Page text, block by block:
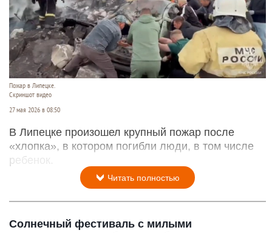
Пожар в Липецке.
Скриншот видео
27 мая 2026 в 08:50
В Липецке произошел крупный пожар после
«хлопка», в котором погибли люди, в том числе
ребенок.
Читать полностью
Солнечный фестиваль с милыми